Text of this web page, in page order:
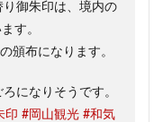
御朱印は、境内の
す。
頒布になります。
になりそうです。
印 #岡山観光 #和気